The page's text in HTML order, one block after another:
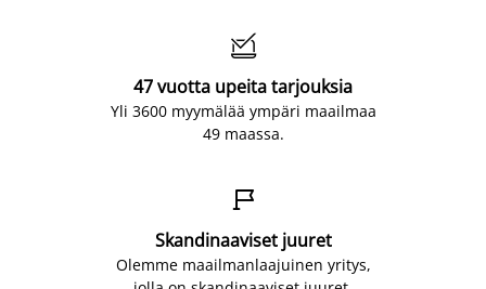

47 vuotta upeita tarjouksia
Yli 3600 myymälää ympäri maailmaa
49 maassa.

Skandinaaviset juuret
Olemme maailmanlaajuinen yritys,